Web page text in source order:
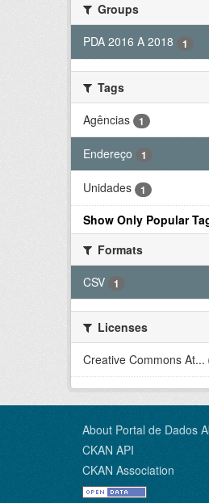
Groups
PDA 2016 A 2018
1
Tags
Agências
1
Endereço 1
Unidades 1
Show Only Popular
Formats
CSV
1
Licenses
Creative Commons At...
About Portal de Dados
CKAN API
CKAN Association